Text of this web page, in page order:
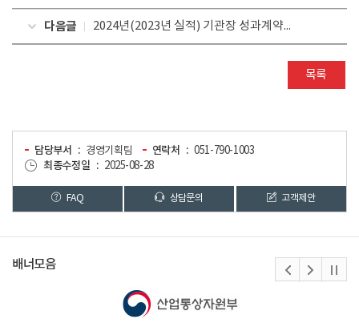
다음글 2024년(2023년 실적) 기관장 성과계약이행실적평가 결과보고서
목록
담당부서 경영기획팀 연락처
051-790-1003
최종수정일
2025-08-28
FAQ 상담문의 고객제안
배너모음